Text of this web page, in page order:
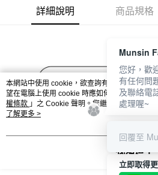
醒簡訊。
2.透過簡訊連結打開帳單後，可選擇「超商
1.本服務係由「台灣大哥大股份有限公司」
用戶於交易時，得透過本服務購買商品或服
買賣價金債權讓與本公司後，依約使用本公
2.基於同意付款使用「大哥付你分期」之契
資料（包含姓名、電話或地址）提供予台灣
【「AFTEE先享後付」結帳流程】
１．於結帳方式選擇「AFTEE先享後付」後
３．收到繳費通知簡訊後14天內，點擊此簡
※ 請注意：結帳手續完成當下不需立刻繳費
購買商品的店家。未經商家同意取消之訂單
後付繳納相關費用。
※ 交易是否成功請以「AFTEE先享後付 」之
是否繳費成功／繳費後需取消欲退款等相關
易，需依本服務之必要範圍內提供個人資料
每筆NT$80，滿NT$2,000(含以上)免運費
付款後全家取貨
萊爾富取貨付款
每筆NT$80，滿NT$2,000(含以上)免運
付款後萊爾富取貨
每筆NT$80，滿NT$2,000(含以上)免運費
每筆NT$80，滿NT$2,000(含以上)免運
詳細說明 商品規格
本網站中使用 cookie，欲查詢有關本網站使用
望在電腦上使用 cookie 時應如何變更電腦的
權條款 」之 Cookie 聲明。您繼續使用本網站
用條款之 Cookie 聲明使用 cookie。
了解更多 >
我知道了
立即取得
Munsin
您好，歡
有任何問
及聯絡電
處理喔~
回覆至